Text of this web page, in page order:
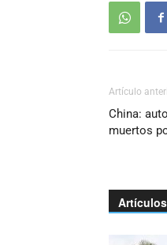
Artículo
China:
muertos